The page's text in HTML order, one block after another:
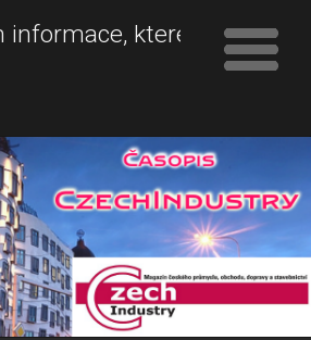
které